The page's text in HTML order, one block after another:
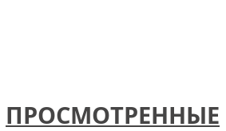
ПРОСМОТРЕННЫЕ